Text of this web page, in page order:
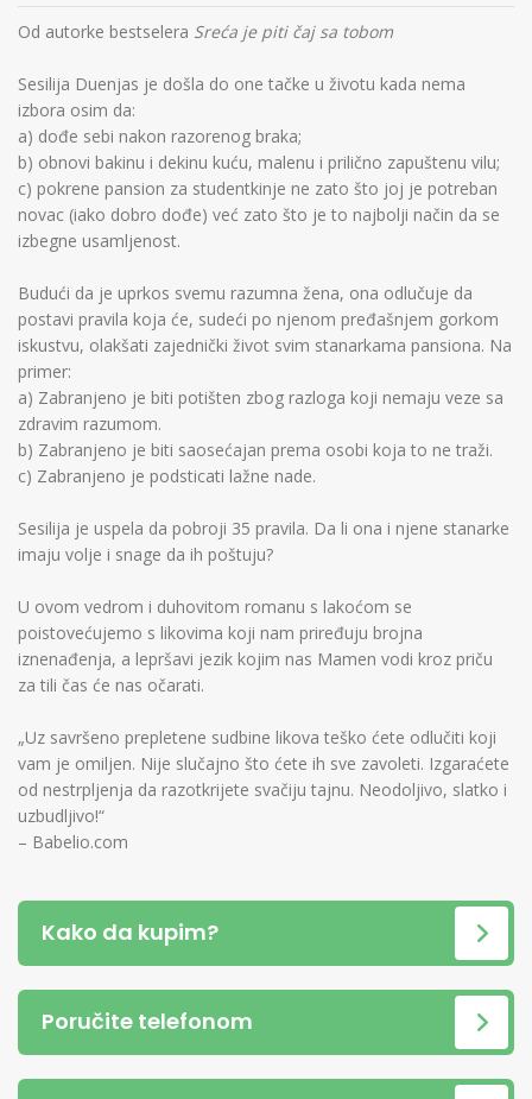
Od autorke bestselera Sreća je piti čaj sa tobom
Sesilija Duenjas je došla do one tačke u životu kada nema
izbora osim da:
a) dođe sebi nakon razorenog braka;
b) obnovi bakinu i dekinu kuću, malenu i prilično zapuštenu vilu;
c) pokrene pansion za studentkinje ne zato što joj je potreban
novac (iako dobro dođe) već zato što je to najbolji način da se
izbegne usamljenost.
Budući da je uprkos svemu razumna žena, ona odlučuje da
postavi pravila koja će, sudeći po njenom pređašnjem gorkom
iskustvu, olakšati zajednički život svim stanarkama pansiona. Na
primer:
a) Zabranjeno je biti potišten zbog razloga koji nemaju veze sa
zdravim razumom.
b) Zabranjeno je biti saosećajan prema osobi koja to ne traži.
c) Zabranjeno je podsticati lažne nade.
Sesilija je uspela da pobroji 35 pravila. Da li ona i njene stanarke
imaju volje i snage da ih poštuju?
U ovom vedrom i duhovitom romanu s lakoćom se
poistovećujemo s likovima koji nam priređuju brojna
iznenađenja, a lepršavi jezik kojim nas Mamen vodi kroz priču
za tili čas će nas očarati.
„Uz savršeno prepletene sudbine likova teško ćete odlučiti koji
vam je omiljen. Nije slučajno što ćete ih sve zavoleti. Izgaraćete
od nestrpljenja da razotkrijete svačiju tajnu. Neodoljivo, slatko i
uzbudljivo!“
– Babelio.com
Kako da kupim?
Poručite telefonom